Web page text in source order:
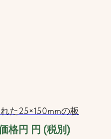
た25×150mmの板
格円 円 (税別)